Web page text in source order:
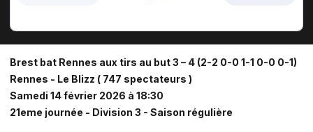
Brest bat Rennes aux tirs au but 3 – 4 (2-2 0-0 1-1 0-0 0-1)
Rennes - Le Blizz ( 747 spectateurs )
Samedi 14 février 2026 à 18:30
21eme journée - Division 3 - Saison régulière